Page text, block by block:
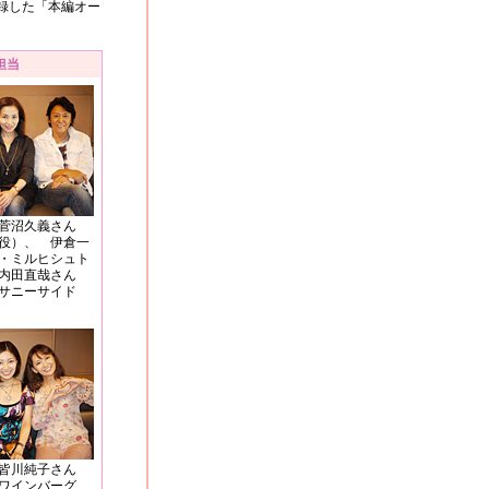
した「本編オー
当
沼久義さん
）、 伊倉一
ミルヒシュト
田直哉さん
ニーサイド
川純子さん
インバーグ